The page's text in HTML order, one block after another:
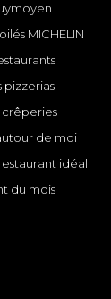
MICHELIN
pizzerias
crêperies
de moi
idéal
du mois